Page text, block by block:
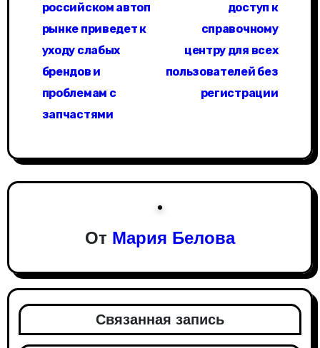
и
з
российском автоп
рынке приведет к
уходу слабых
брендов и
проблемам с
запчастями
доступ к
справочному
центру для всех
пользователей без
регистрации
От Мария Белова
Связанная запись